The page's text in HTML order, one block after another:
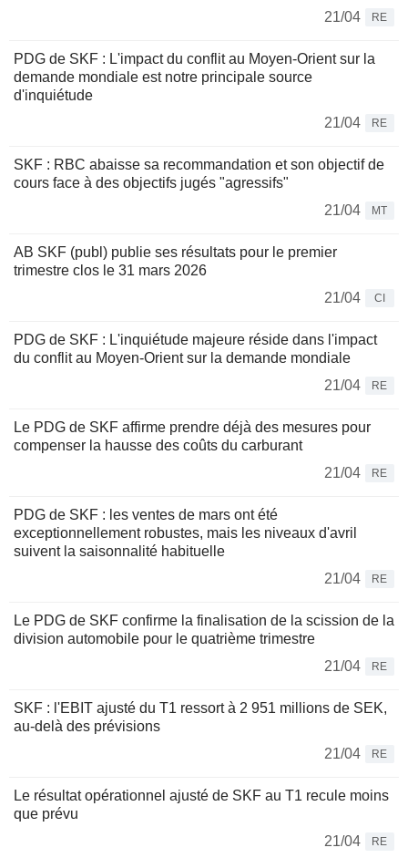
21/04
RE
PDG de SKF : L'impact du conflit au Moyen-Orient sur la
demande mondiale est notre principale source
d'inquiétude
21/04
RE
SKF : RBC abaisse sa recommandation et son objectif de
cours face à des objectifs jugés "agressifs"
21/04
MT
AB SKF (publ) publie ses résultats pour le premier
trimestre clos le 31 mars 2026
21/04
CI
PDG de SKF : L'inquiétude majeure réside dans l'impact
du conflit au Moyen-Orient sur la demande mondiale
21/04
RE
Le PDG de SKF affirme prendre déjà des mesures pour
compenser la hausse des coûts du carburant
21/04
RE
PDG de SKF : les ventes de mars ont été
exceptionnellement robustes, mais les niveaux d'avril
suivent la saisonnalité habituelle
21/04
RE
Le PDG de SKF confirme la finalisation de la scission de la
division automobile pour le quatrième trimestre
21/04
RE
SKF : l'EBIT ajusté du T1 ressort à 2 951 millions de SEK,
au-delà des prévisions
21/04
RE
Le résultat opérationnel ajusté de SKF au T1 recule moins
que prévu
21/04
RE